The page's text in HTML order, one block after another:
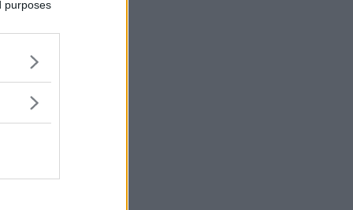
purposes
att
i